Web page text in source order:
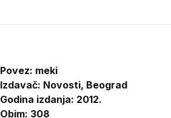
Povez: meki
Izdavač: Novosti, Beograd
Godina izdanja: 2012.
Obim: 308